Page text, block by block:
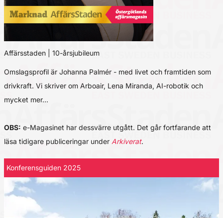
Affärsstaden | 10-årsjubileum
Omslagsprofil är Johanna Palmér - med livet och framtiden som
drivkraft. Vi skriver om Arboair, Lena Miranda, AI-robotik och
mycket mer…
OBS: e-Magasinet har dessvärre utgått. Det går fortfarande att
läsa tidigare publiceringar under Arkiverat.
Konferensguiden 2025